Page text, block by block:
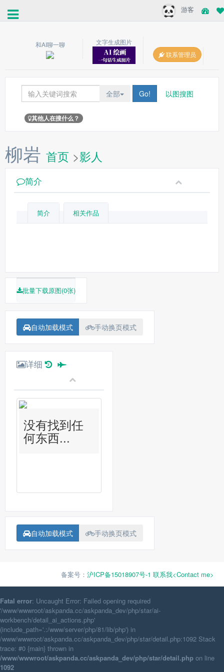
游客
和AI聊一聊
文字生成图片
联系管理员
全部 Go! 以图搜图
其他人在搜什么？
柳岩 首页 >影人
简介
简介 相关作品
批量下载原图(0张)
自动加载模式 手动换页模式
详细
没有找到任
何东西...
自动加载模式 手动换页模式
备案号： 沪ICP备15018907号-1 联系我<Contact me>
Fatal error: Uncaught Error: Failed opening required
'/www/wwwroot/askpanda.cc/askpanda_dev/php/star/ai-
workbench/detail_ai_actions.php'
(include_path='.:/www/server/php/81/lib/php') in
/www/wwwroot/askpanda.cc/askpanda_dev/php/star/detail.php:1092 Stack
trace: #0 {main} thrown in
/www/wwwroot/askpanda.cc/askpanda_dev/php/star/detail.php on line
1092